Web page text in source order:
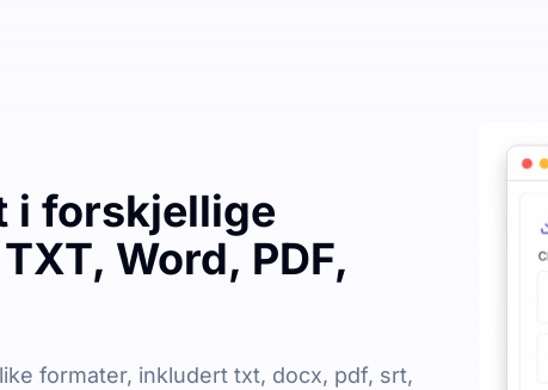
i forskjellige
Word, PDF,
formater, inkludert txt, docx, pdf, srt,